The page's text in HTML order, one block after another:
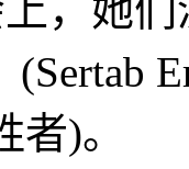
，她们
(Sertab
)。